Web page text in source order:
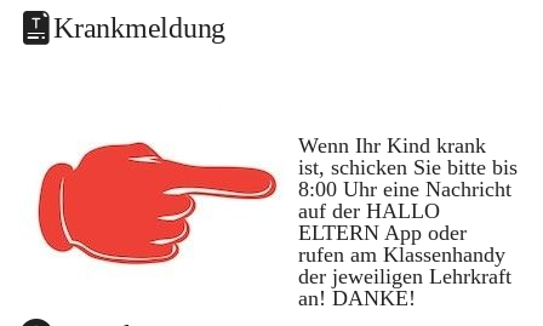
Krankmeldung
Wenn Ihr Kind krank
ist, schicken Sie bitte bis
8:00 Uhr eine Nachricht
auf der HALLO
ELTERN App oder
rufen am Klassenhandy
der jeweiligen Lehrkraft
an! DANKE!